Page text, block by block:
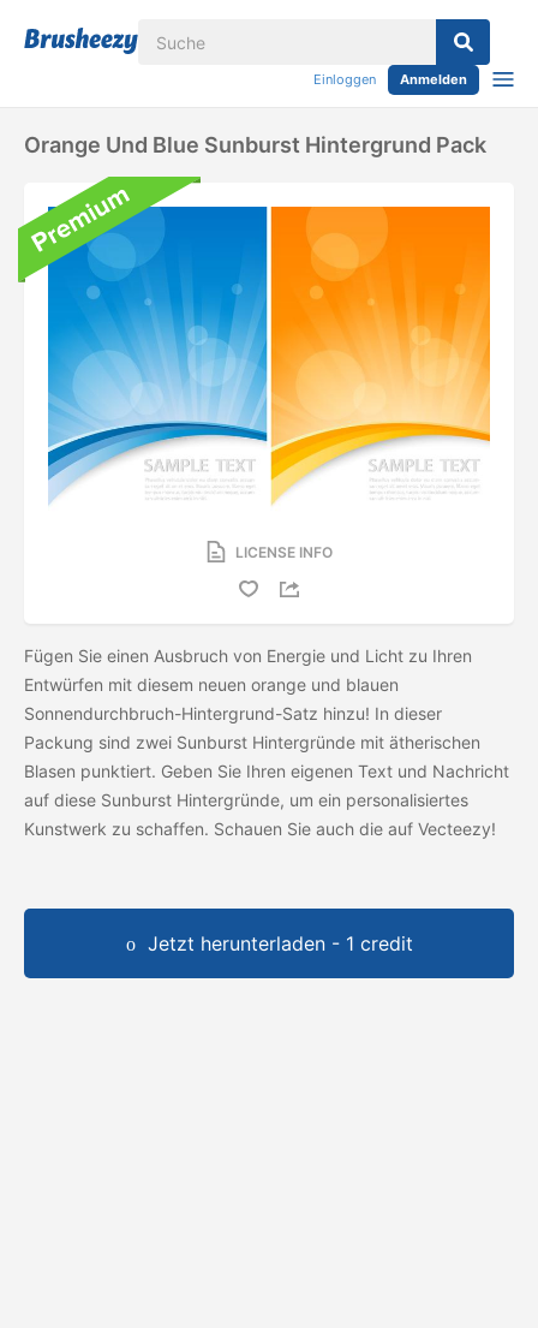
Einloggen Anmelden
Orange Und Blue Sunburst Hintergrund Pack
LICENSE INFO
Fügen Sie einen Ausbruch von Energie und Licht zu Ihren
Entwürfen mit diesem neuen orange und blauen
Sonnendurchbruch-Hintergrund-Satz hinzu! In dieser
Packung sind zwei Sunburst Hintergründe mit ätherischen
Blasen punktiert. Geben Sie Ihren eigenen Text und Nachricht
auf diese Sunburst Hintergründe, um ein personalisiertes
Kunstwerk zu schaffen. Schauen Sie auch die auf Vecteezy!
Jetzt herunterladen - 1 credit